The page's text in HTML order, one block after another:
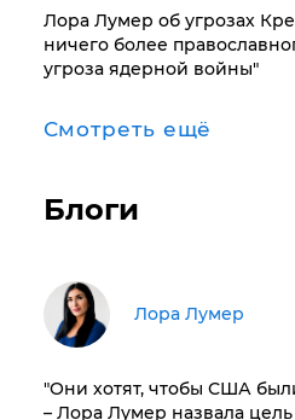
Лора Лумер об угрозах
ничего более
угроза ядерной войны"
Смотреть ещё
Блоги
​Лора Лумер
"Они хотят, чтобы США
– Лора Лумер назвала цель